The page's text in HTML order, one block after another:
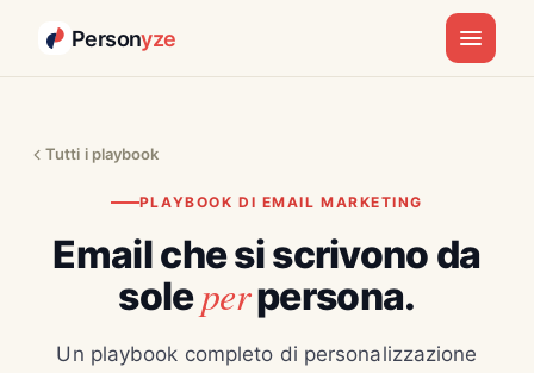
Personyze
Tutti i playbook
PLAYBOOK DI EMAIL MARKETING
Email che si scrivono da
soleperpersona.
Un playbook completo di personalizzazione